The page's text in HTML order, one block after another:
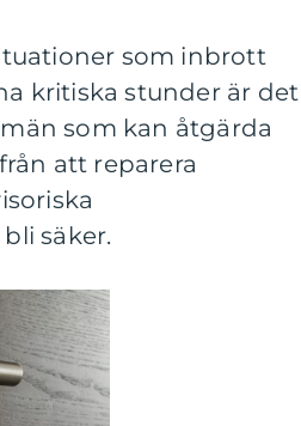
som inbrott
kritiska stunder är det
som kan åtgärda
att reparera
säker.